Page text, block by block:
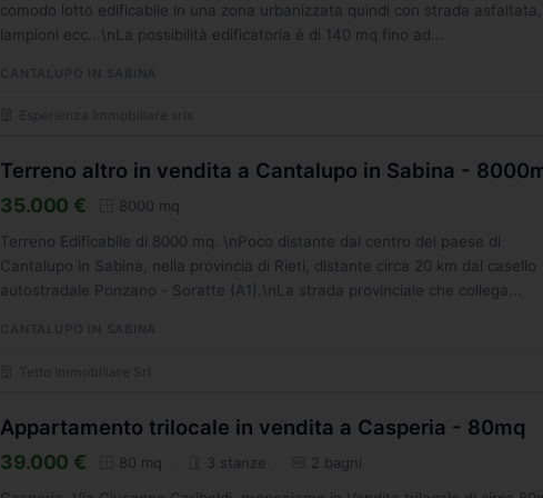
comodo lotto edificabile in una zona urbanizzata quindi con strada asfaltata,
lampioni ecc...\nLa possibilità edificatoria è di 140 mq fino ad...
Terreno altro in vendita a Cantalupo in Sabina -
35.000 € 8000 mq
Terreno Edificabile di 8000 mq. \nPoco distante dal centro del paese di
Cantalupo in Sabina, nella provincia di Rieti, distante circa 20 km dal casello
autostradale Ponzano - Soratte (A1).\nLa strada provinciale che collega...
Appartamento trilocale in vendita a Casperia - 80mq
39.000 € 80 mq 3 stanze 2 bagni